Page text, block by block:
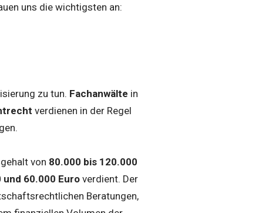
uns die wichtigsten an:
zu tun. Fachanwälte in
verdienen in der Regel
von 80.000 bis 120.000
und 60.000 Euro verdient. Der
Beratungen,